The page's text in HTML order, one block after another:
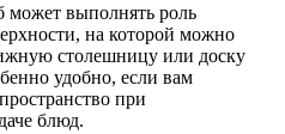
может выполнять роль
на которой можно
столешницу или доску
удобно, если вам
при
блюд.